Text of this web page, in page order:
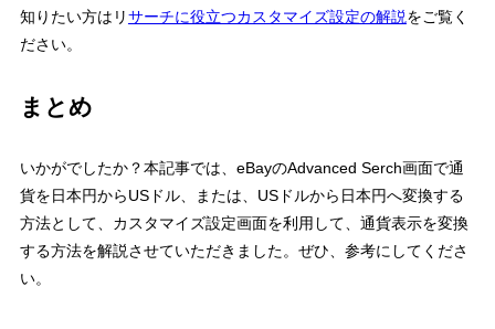
知りたい方はリサーチに役立つカスタマイズ設定の解説をご覧く
ださい。
まとめ
いかがでしたか？本記事では、eBayのAdvanced Serch画面で通
貨を日本円からUSドル、または、USドルから日本円へ変換する
方法として、カスタマイズ設定画面を利用して、通貨表示を変換
する方法を解説させていただきました。ぜひ、参考にしてくださ
い。